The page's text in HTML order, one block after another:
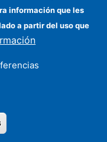
información que les
a partir del uso que